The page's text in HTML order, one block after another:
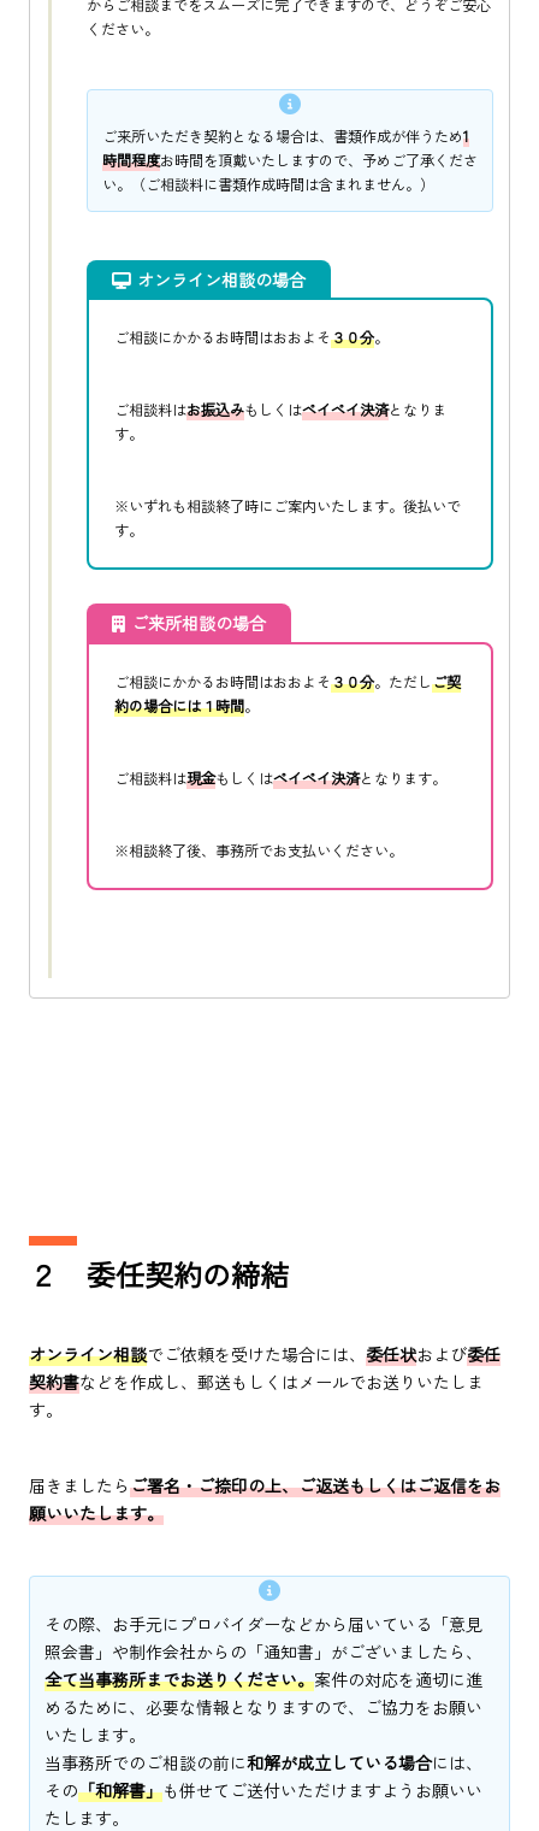
ください。
ご来所いただき契約となる場合は、書類作成が伴うため1
時間程度お時間を頂戴いたしますので、予めご了承くださ
い。（ご相談料に書類作成時間は含まれません。）
オンライン相談の場合
ご相談にかかるお時間はおおよそ３０分。
ご相談料はお振込みもしくはペイペイ決済となりま
す。
※いずれも相談終了時にご案内いたします。後払いで
す。
ご来所相談の場合
ご相談にかかるお時間はおおよそ３０分。ただしご契
約の場合には１時間。
ご相談料は現金もしくはペイペイ決済となります。
※相談終了後、事務所でお支払いください。
２ 委任契約の締結
オンライン相談でご依頼を受けた場合には、 委任状および委任
契約書などを作成し、郵送もしくはメールでお送りいたしま
す。
届きましたらご署名・ご捺印の上、ご返送もしくはご返信をお
願いいたします。
その際、お手元にプロバイダーなどから届いている「意見
照会書」や制作会社からの「通知書」がございましたら、
全て当事務所までお送りください。案件の対応を適切に進
めるために、必要な情報となりますので、ご協力をお願い
いたします。
当事務所でのご相談の前に和解が成立している場合には、
その「和解書」も併せてご送付いただけますようお願いい
たします。